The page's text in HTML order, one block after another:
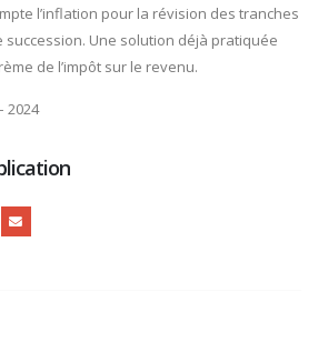
l’inflation pour la révision des tranches
Une solution déjà pratiquée
de l’impôt sur le revenu.
2024